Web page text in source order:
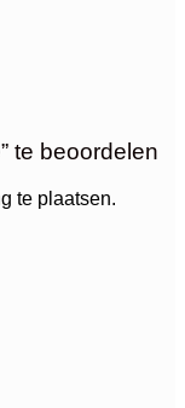
te beoordelen
te plaatsen.